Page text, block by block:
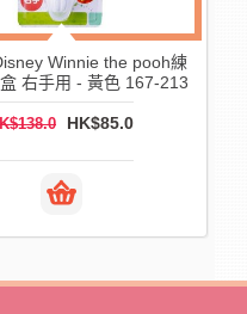
(盤點激減) EDISON ma ma 嬰
咬咬膠牙刷 (粉紅)
HK$60.0 HK$35.0